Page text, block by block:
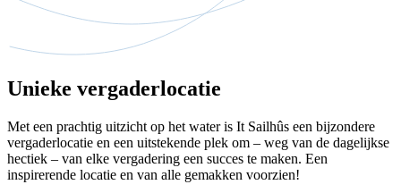
Unieke vergaderlocatie
Met een prachtig uitzicht op het water is It Sailhûs een bijzondere
vergaderlocatie en een uitstekende plek om – weg van de dagelijkse
hectiek – van elke vergadering een succes te maken. Een
inspirerende locatie en van alle gemakken voorzien!